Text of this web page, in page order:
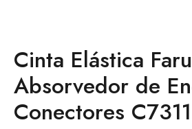
Cinta Elástica
Absorvedor de
Conectores C7311